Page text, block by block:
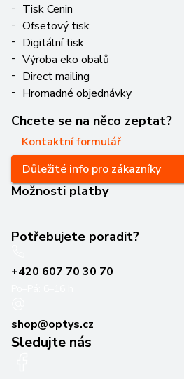
Tisk Cenin
Ofsetový tisk
Digitální tisk
Výroba eko obalů
Direct mailing
Hromadné objednávky
Chcete se na něco zeptat?
Kontaktní formulář
Důležité info pro zákazníky
Možnosti platby
Potřebujete poradit?
+420 607 70 30 70
shop@optys.cz
Sledujte nás